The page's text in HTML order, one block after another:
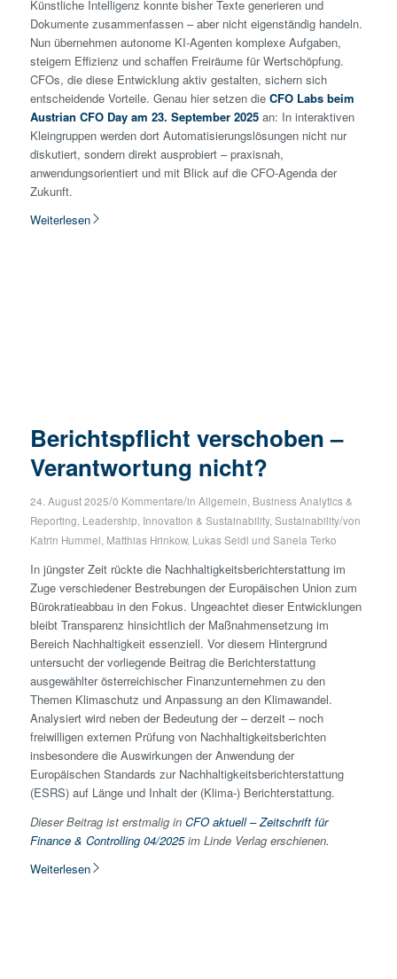
Künstliche Intelligenz konnte bisher Texte generieren und
Dokumente zusammenfassen – aber nicht eigenständig handeln.
Nun übernehmen autonome KI-Agenten komplexe Aufgaben,
steigern Effizienz und schaffen Freiräume für Wertschöpfung.
CFOs, die diese Entwicklung aktiv gestalten, sichern sich
entscheidende Vorteile. Genau hier setzen die CFO Labs beim
Austrian CFO Day am 23. September 2025an: In interaktiven
Kleingruppen werden dort Automatisierungslösungen nicht nur
diskutiert, sondern direkt ausprobiert – praxisnah,
anwendungsorientiert und mit Blick auf die CFO-Agenda der
Zukunft.
Weiterlesen
Berichtspflicht verschoben –
Verantwortung nicht?
24. August 2025/0 Kommentare/in Allgemein, Business Analytics &
Reporting, Leadership, Innovation & Sustainability,Sustainability/von
Katrin Hummel, Matthias Hrinkow, Lukas Seidl und Sanela Terko
In jüngster Zeit rückte die Nachhaltigkeitsberichterstattung im
Zuge verschiedener Bestrebungen der Europäischen Union zum
Bürokratieabbau in den Fokus. Ungeachtet dieser Entwicklungen
bleibt Transparenz hinsichtlich der Maßnahmensetzung im
Bereich Nachhaltigkeit essenziell. Vor diesem Hintergrund
untersucht der vorliegende Beitrag die Berichterstattung
ausgewählter österreichischer Finanzunternehmen zu den
Themen Klimaschutz und Anpassung an den Klimawandel.
Analysiert wird neben der Bedeutung der – derzeit – noch
freiwilligen externen Prüfung von Nachhaltigkeitsberichten
insbesondere die Auswirkungen der Anwendung der
Europäischen Standards zur Nachhaltigkeitsberichterstattung
(ESRS) auf Länge und Inhalt der (Klima-) Berichterstattung.
Dieser Beitrag ist erstmalig in CFO aktuell – Zeitschrift für
Finance & Controlling 04/2025im Linde Verlag erschienen.
Weiterlesen